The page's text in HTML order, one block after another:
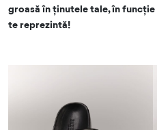
groasă în ținutele tale, în
te reprezintă!